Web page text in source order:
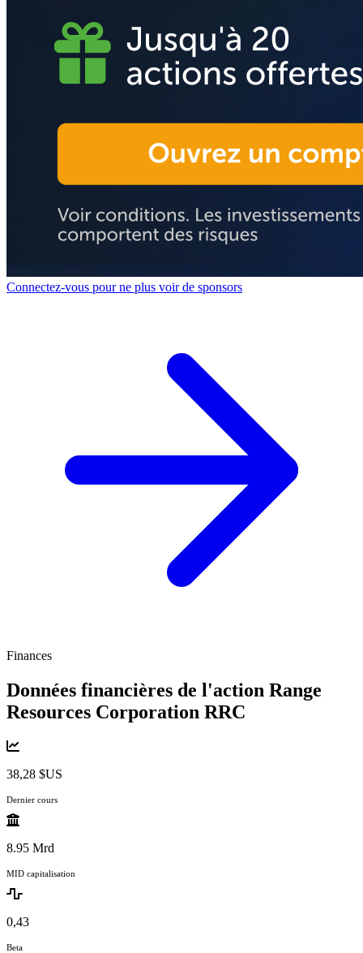
Connectez-vous pour ne plus voir de sponsors
Finances
Données financières de l'action Range
Resources Corporation RRC
38,28 $US
Dernier cours
8.95 Mrd
MID capitalisation
0,43
Beta